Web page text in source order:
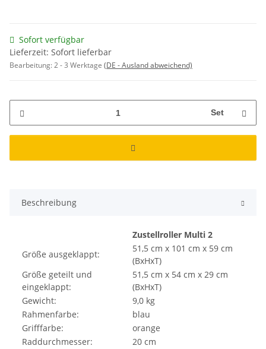
Sofort verfügbar
Lieferzeit: Sofort lieferbar
Bearbeitung:2 - 3 Werktage (DE - Ausland abweichend)
Set
Beschreibung
Zustellroller Multi 2
Größe ausgeklappt:
51,5 cm x 101 cm x 59 cm
(BxHxT)
Größe geteilt und
eingeklappt:
51,5 cm x 54 cm x 29 cm
(BxHxT)
Gewicht:
9,0 kg
Rahmenfarbe:
blau
Grifffarbe:
orange
Raddurchmesser:
20 cm